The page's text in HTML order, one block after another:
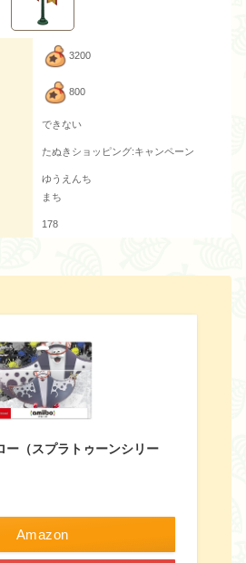
3200
800
できない
たぬきショッピング:キャンペーン
ゆうえんち
まち
178
（スプラトゥーンシリー
Amazon